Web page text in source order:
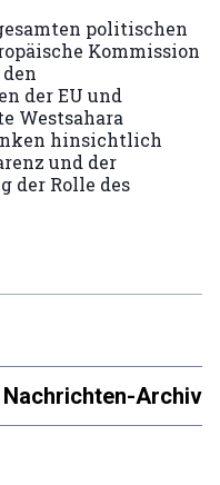
politischen
Kommission
der EU und
Westsahara
hinsichtlich
und der
der Rolle des
Nachrichten-Archiv